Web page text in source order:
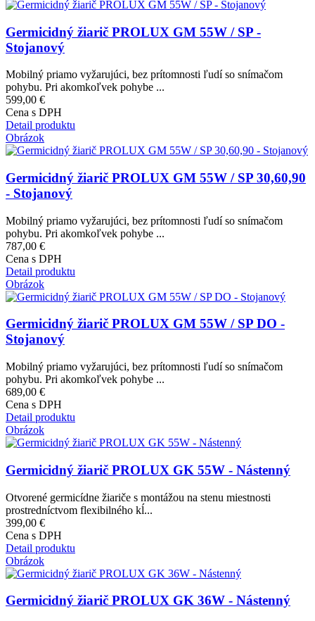
Germicidný žiarič PROLUX GM 55W / SP -
Stojanový
Mobilný priamo vyžarujúci, bez prítomnosti ľudí so snímačom
pohybu. Pri akomkoľvek pohybe ...
599,00 €
Cena s DPH
Detail produktu
Obrázok
Germicidný žiarič PROLUX GM 55W / SP 30,60,90
- Stojanový
Mobilný priamo vyžarujúci, bez prítomnosti ľudí so snímačom
pohybu. Pri akomkoľvek pohybe ...
787,00 €
Cena s DPH
Detail produktu
Obrázok
Germicidný žiarič PROLUX GM 55W / SP DO -
Stojanový
Mobilný priamo vyžarujúci, bez prítomnosti ľudí so snímačom
pohybu. Pri akomkoľvek pohybe ...
689,00 €
Cena s DPH
Detail produktu
Obrázok
Germicidný žiarič PROLUX GK 55W - Nástenný
Otvorené germicídne žiariče s montážou na stenu miestnosti
prostredníctvom flexibilného kĺ...
399,00 €
Cena s DPH
Detail produktu
Obrázok
Germicidný žiarič PROLUX GK 36W - Nástenný